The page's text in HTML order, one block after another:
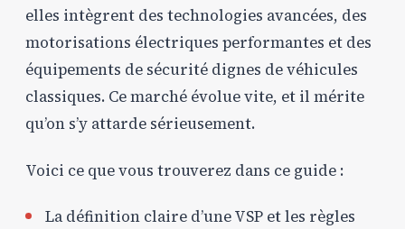
elles intègrent des technologies avancées, des
motorisations électriques performantes et des
équipements de sécurité dignes de véhicules
classiques. Ce marché évolue vite, et il mérite
qu’on s’y attarde sérieusement.
Voici ce que vous trouverez dans ce guide :
La définition claire d’une VSP et les règles